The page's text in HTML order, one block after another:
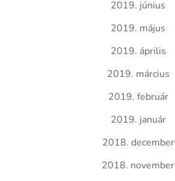
2019. június
2019. május
2019. április
2019. március
2019. február
2019. január
2018. december
2018. november